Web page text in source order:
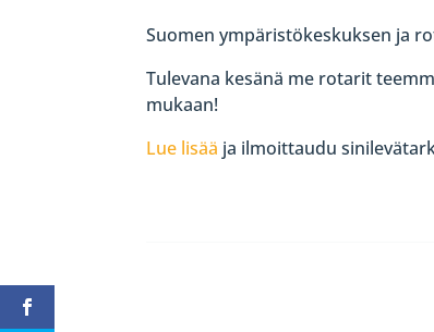
Suomen ympäristökeskuksen ja
Tulevana kesänä me rotarit
mukaan!
Lue lisää ja ilmoittaudu